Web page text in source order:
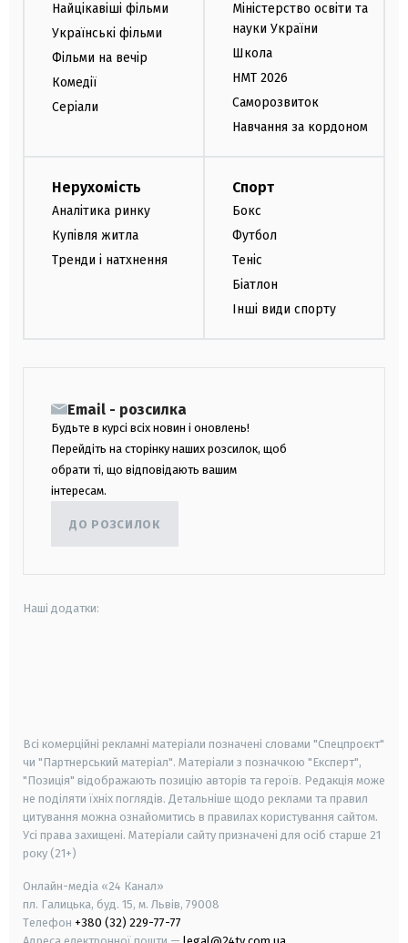
Найцікавіші фільми
Українські фільми
Фільми на вечір
Комедії
Серіали
Міністерство освіти та
науки України
Школа
НМТ 2026
Саморозвиток
Навчання за кордоном
Нерухомість
Аналітика ринку
Купівля житла
Тренди і натхнення
Спорт
Бокс
Футбол
Теніс
Біатлон
Інші види спорту
Email - розсилка
Будьте в курсі всіх новин і оновлень!
Перейдіть на сторінку наших розсилок, щоб
обрати ті, що відповідають вашим
інтересам.
ДО РОЗСИЛОК
Наші додатки:
Всі комерційні рекламні матеріали позначені словами "Спецпроєкт"
чи "Партнерський матеріал". Матеріали з позначкою "Експерт",
"Позиція" відображають позицію авторів та героїв. Редакція може
не поділяти їхніх поглядів. Детальніше щодо реклами та правил
цитування можна ознайомитись в правилах користування сайтом.
Усі права захищені. Матеріали сайту призначені для осіб старше 21
року (21+)
Онлайн-медіа «24 Канал»
пл. Галицька, буд. 15, м. Львів, 79008
Телефон +380 (32) 229-77-77